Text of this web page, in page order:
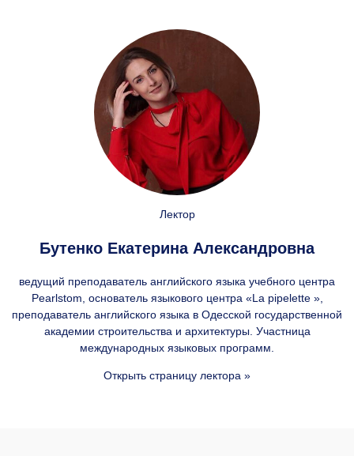
Лектор
Бутенко Екатерина Александровна
ведущий преподаватель английского языка учебного центра
Pearlstom, основатель языкового центра «La pipelette »,
преподаватель английского языка в Одесской государственной
академии строительства и архитектуры. Участница
международных языковых программ.
Открыть страницу лектора »